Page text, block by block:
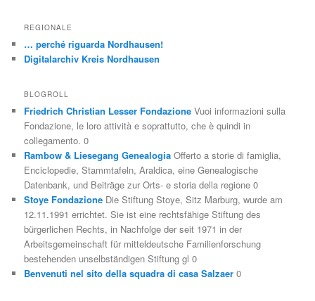
REGIONALE
… perché riguarda Nordhausen!
Digitalarchiv Kreis Nordhausen
BLOGROLL
Friedrich Christian Lesser Fondazione Vuoi informazioni sulla
Fondazione, le loro attività e soprattutto, che è quindi in
collegamento. 0
Rambow & Liesegang Genealogia Offerto a storie di famiglia,
Enciclopedie, Stammtafeln, Araldica, eine Genealogische
Datenbank, und Beiträge zur Orts- e storia della regione 0
Stoye Fondazione Die Stiftung Stoye, Sitz Marburg, wurde am
12.11.1991 errichtet. Sie ist eine rechtsfähige Stiftung des
bürgerlichen Rechts, in Nachfolge der seit 1971 in der
Arbeitsgemeinschaft für mitteldeutsche Familienforschung
bestehenden unselbständigen Stiftung gl 0
Benvenuti nel sito della squadra di casa Salzaer 0